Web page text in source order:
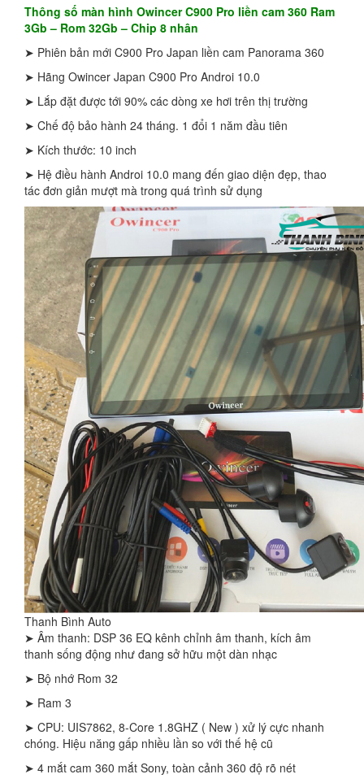
Thông số màn hình Owincer C900 Pro liền cam 360 Ram
3Gb – Rom 32Gb – Chip 8 nhân
➤ Phiên bản mới C900 Pro Japan liền cam Panorama 360
➤ Hãng Owincer Japan C900 Pro Androi 10.0
➤ Lắp đặt được tới 90% các dòng xe hơi trên thị trường
➤ Chế độ bảo hành 24 tháng. 1 đổi 1 năm đầu tiên
➤ Kích thước: 10 inch
➤ Hệ điều hành Androi 10.0 mang đến giao diện đẹp, thao
tác đơn giản mượt mà trong quá trình sử dụng
Thanh Bình Auto
➤ Âm thanh: DSP 36 EQ kênh chỉnh âm thanh, kích âm
thanh sống động như đang sở hữu một dàn nhạc
➤ Bộ nhớ Rom 32
➤ Ram 3
➤ CPU: UIS7862, 8-Core 1.8GHZ ( New ) xử lý cực nhanh
chóng. Hiệu năng gấp nhiều lần so với thế hệ cũ
➤ 4 mắt cam 360 mắt Sony, toàn cảnh 360 độ rõ nét